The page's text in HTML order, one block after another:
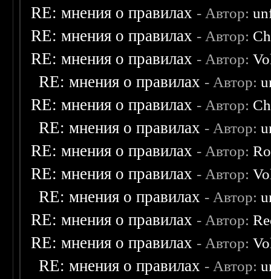
RE: мнения о правилах - Автор:
RE: мнения о правилах - Автор:
RE: мнения о правилах - Автор:
RE: мнения о правилах - Автор:
RE: мнения о правилах - Автор:
RE: мнения о правилах - Автор:
RE: мнения о правилах - Автор:
RE: мнения о правилах - Автор:
RE: мнения о правилах - Автор:
RE: мнения о правилах - Автор:
RE: мнения о правилах - Автор:
RE: мнения о правилах - Автор: